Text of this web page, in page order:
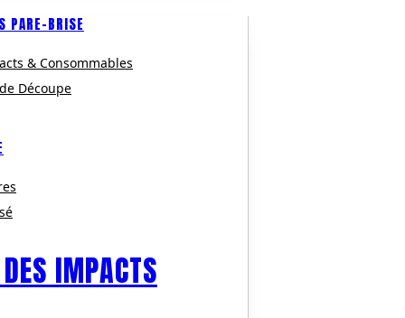
PARE-BRISE
& Consommables
Découpe
IMPACTS